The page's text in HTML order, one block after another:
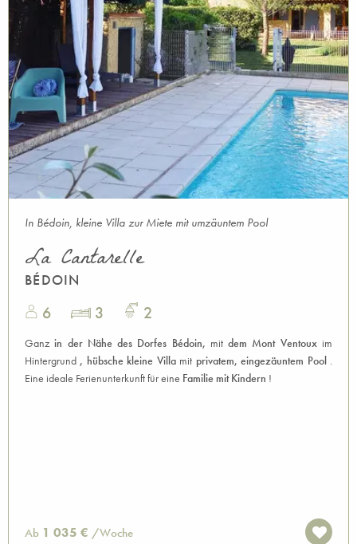
In Bédoin, kleine Villa zur Miete mit umzäuntem Pool
La Cantarelle
BÉDOIN
6 3 2
Ganzin der Nähe des Dorfes Bédoin, mitdem Mont Ventouxim
Hintergrund , hübsche kleine Villamit privatem, eingezäuntem Pool.
Eine ideale Ferienunterkunft für eine Familie mit Kindern !
Ab 1 035 € /Woche